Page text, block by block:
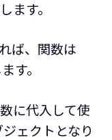
ます。
ば、関数は
す。
に代入して使
ェクトとなり